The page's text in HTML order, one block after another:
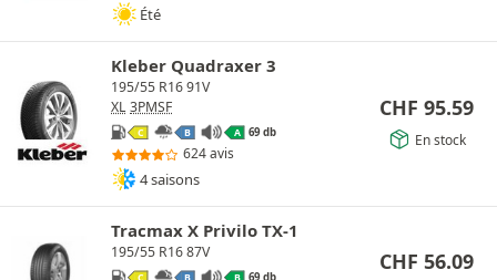
Été
Kleber Quadraxer 3
195/55 R16 91V
XL 3PMSF
C B A 69 db
624 avis
4 saisons
CHF 95.59
En stock
Tracmax X Privilo TX-1
195/55 R16 87V
69 db
CHF 56.09